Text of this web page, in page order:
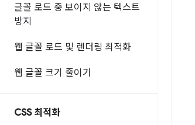
글꼴 로드 중 보이지 않는 텍스트
방지
웹 글꼴 로드 및 렌더링 최적화
웹 글꼴 크기 줄이기
CSS 최적화